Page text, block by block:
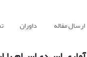
ارسال مقاله داوران